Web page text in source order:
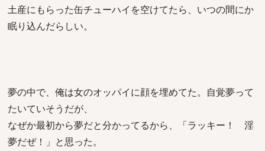
土産にもらった缶チューハイを空けてたら、いつの間にか
眠り込んだらしい。
夢の中で、俺は女のオッパイに顔を埋めてた。自覚夢って
たいていそうだが、
なぜか最初から夢だと分かってるから、「ラッキー！ 淫
夢だぜ！」と思った。